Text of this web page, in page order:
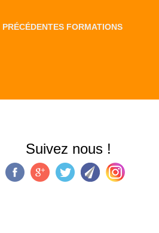
PRÉCÉDENTES FORMATIONS
Suivez nous !